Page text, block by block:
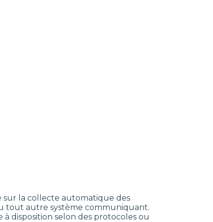
sur la collecte automatique des
tout autre système communiquant.
disposition selon des protocoles ou